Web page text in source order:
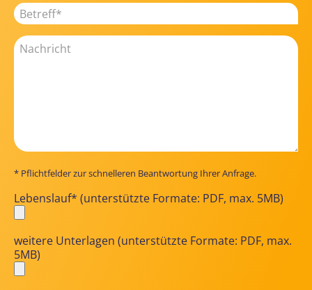
* Pflichtfelder zur schnelleren Beantwortung Ihrer Anfrage.
Lebenslauf* (unterstützte Formate: PDF, max. 5MB)
weitere Unterlagen (unterstützte Formate: PDF, max.
5MB)